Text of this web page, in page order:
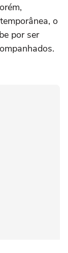
o
por ser